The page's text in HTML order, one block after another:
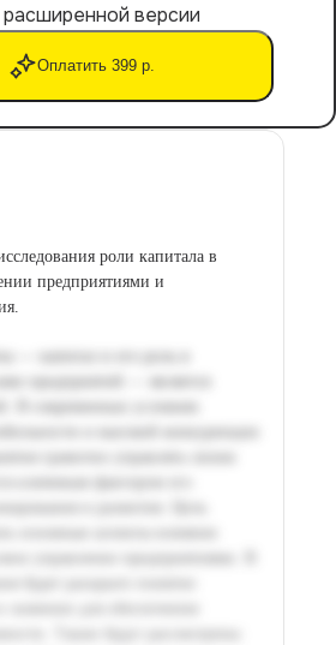
расширенной версии
Оплатить 399 р.
роли капитала в
предприятиями и